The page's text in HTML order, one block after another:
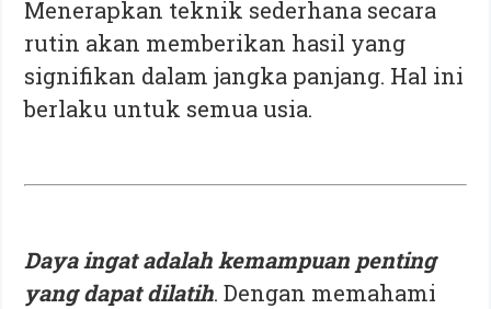
Menerapkan teknik sederhana secara
rutin akan memberikan hasil yang
signifikan dalam jangka panjang. Hal ini
berlaku untuk semua usia.
Daya ingat adalah kemampuan penting
yang dapat dilatih. Dengan memahami